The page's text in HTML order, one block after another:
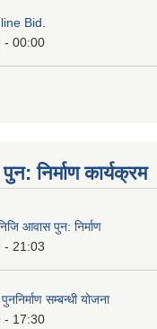
Bid.
- 00:00
निर्माण कार्यक्रम
आवास पुन: निर्माण
- 21:03
सम्बन्धी योजना
- 17:30